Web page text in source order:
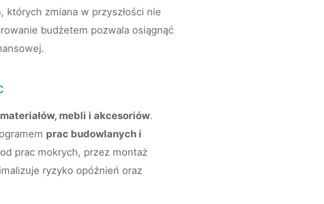
zmiana w przyszłości nie
budżetem pozwala osiągnąć
mebli i akcesoriów.
prac budowlanych i
prac mokrych, przez montaż
ryzyko opóźnień oraz